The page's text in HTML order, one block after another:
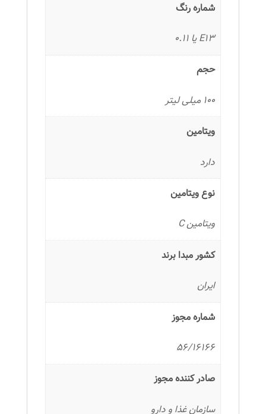
شماره رنگ
E13 یا 0.11
حجم
100 میلی لیتر
ویتامین
دارد
نوع ویتامین
ویتامین C
کشور مبدا برند
ایران
شماره مجوز
56/16166
صادر کننده مجوز
سازمان غذا و دارو